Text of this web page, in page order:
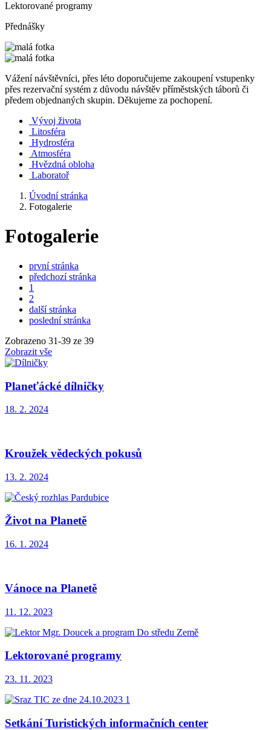
Lektorované programy
Přednášky
Vážení návštěvníci, přes léto doporučujeme zakoupení vstupenky
přes rezervační systém z důvodu návštěv příměstských táborů či
předem objednaných skupin. Děkujeme za pochopení.
Vývoj života
Litosféra
Hydrosféra
Atmosféra
Hvězdná obloha
Laboratoř
Úvodní stránka
Fotogalerie
Fotogalerie
první stránka
předchozí stránka
1
2
další stránka
poslední stránka
Zobrazeno 31-39 ze 39
Zobrazit vše
Planeťácké dílničky
18. 2. 2024
Kroužek vědeckých pokusů
13. 2. 2024
Život na Planetě
16. 1. 2024
Vánoce na Planetě
11. 12. 2023
Lektorované programy
23. 11. 2023
Setkání Turistických informačních center